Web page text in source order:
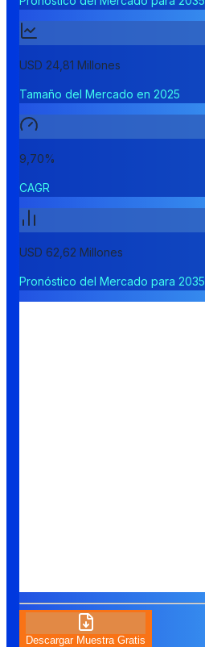
USD 24,81 Millones
Tamaño del Mercado en 2025
9,70%
CAGR
USD 62,62 Millones
Pronóstico del Mercado para 2035
Descargar Muestra Gratis